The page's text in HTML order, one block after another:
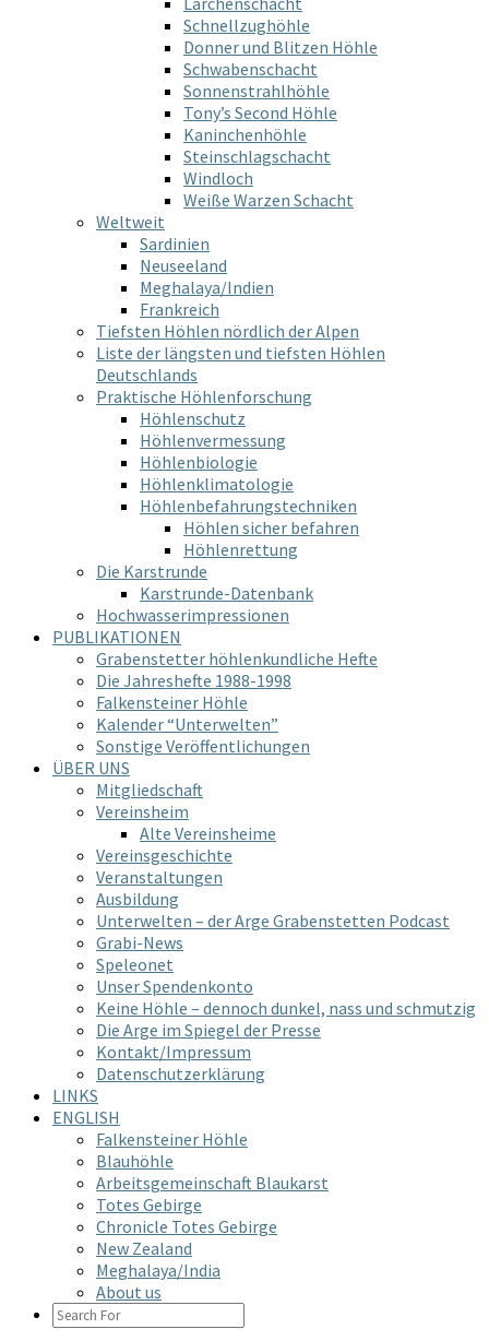
Schnellzughöhle
Donner und Blitzen Höhle
Schwabenschacht
Sonnenstrahlhöhle
Tony’s Second Höhle
Kaninchenhöhle
Steinschlagschacht
Windloch
Weiße Warzen Schacht
Weltweit
Sardinien
Neuseeland
Meghalaya/Indien
Frankreich
Tiefsten Höhlen nördlich der Alpen
Liste der längsten und tiefsten Höhlen
Deutschlands
Praktische Höhlenforschung
Höhlenschutz
Höhlenvermessung
Höhlenbiologie
Höhlenklimatologie
Höhlenbefahrungstechniken
Höhlen sicher befahren
Höhlenrettung
Die Karstrunde
Karstrunde-Datenbank
Hochwasserimpressionen
PUBLIKATIONEN
Grabenstetter höhlenkundliche Hefte
Die Jahreshefte 1988-1998
Falkensteiner Höhle
Kalender “Unterwelten”
Sonstige Veröffentlichungen
ÜBER UNS
Mitgliedschaft
Vereinsheim
Alte Vereinsheime
Vereinsgeschichte
Veranstaltungen
Ausbildung
Unterwelten – der Arge Grabenstetten Podcast
Grabi-News
Speleonet
Unser Spendenkonto
Keine Höhle – dennoch dunkel, nass und schmutzig
Die Arge im Spiegel der Presse
Kontakt/Impressum
Datenschutzerklärung
LINKS
ENGLISH
Falkensteiner Höhle
Blauhöhle
Arbeitsgemeinschaft Blaukarst
Totes Gebirge
Chronicle Totes Gebirge
New Zealand
Meghalaya/India
About us
SEARCH
ICON